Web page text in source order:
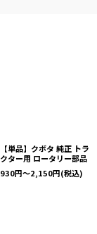
【単品】クボタ 純正 トラ
クター用 ロータリー部品
930円～2,150円(税込)